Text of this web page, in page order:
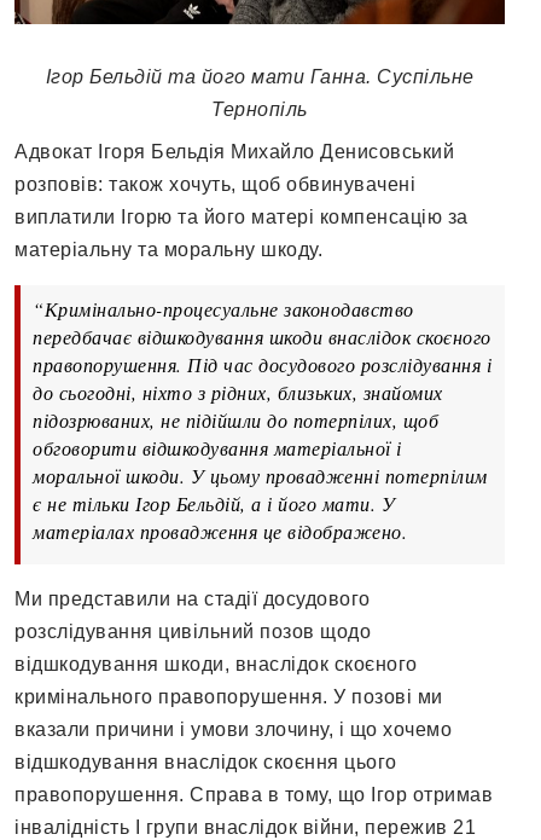
Ігор Бельдій та його мати Ганна. Суспільне
Тернопіль
Адвокат Ігоря Бельдія Михайло Денисовський
розповів: також хочуть, щоб обвинувачені
виплатили Ігорю та його матері компенсацію за
матеріальну та моральну шкоду.
“Кримінально-процесуальне законодавство
передбачає відшкодування шкоди внаслідок скоєного
правопорушення. Під час досудового розслідування і
до сьогодні, ніхто з рідних, близьких, знайомих
підозрюваних, не підійшли до потерпілих, щоб
обговорити відшкодування матеріальної і
моральної шкоди. У цьому провадженні потерпілим
є не тільки Ігор Бельдій, а і його мати. У
матеріалах провадження це відображено.
Ми представили на стадії досудового
розслідування цивільний позов щодо
відшкодування шкоди, внаслідок скоєного
кримінального правопорушення. У позові ми
вказали причини і умови злочину, і що хочемо
відшкодування внаслідок скоєння цього
правопорушення. Справа в тому, що Ігор отримав
інвалідність І групи внаслідок війни, пережив 21